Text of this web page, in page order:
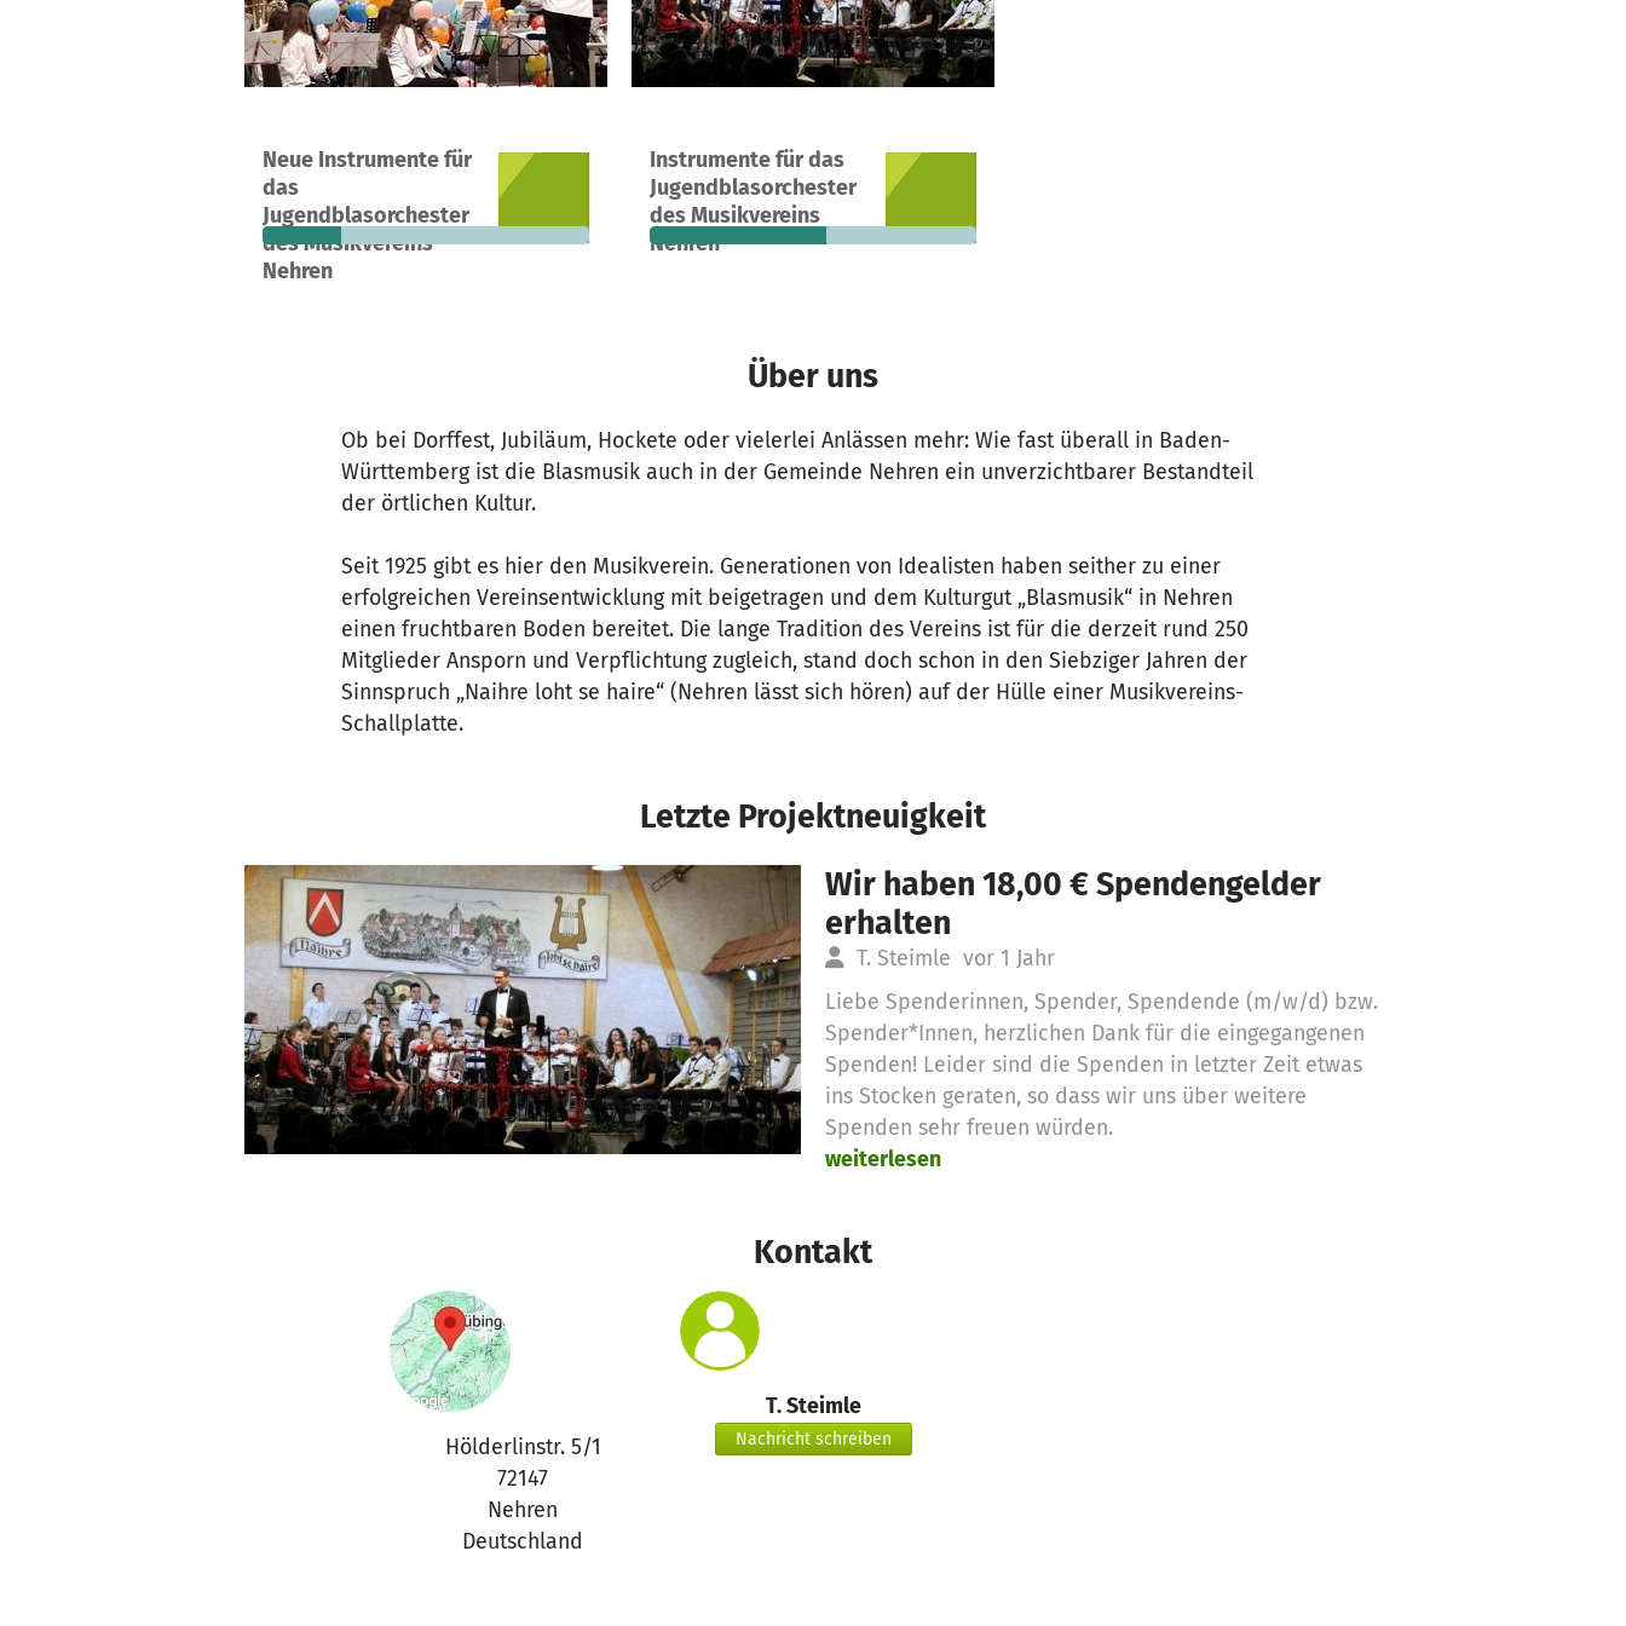
Neue Instrumente für
das
Jugendblasorchester
des Musikvereins
Nehren
Ein Projekt in Nehren, Deutschland
2
Spenden finanziert
Instrumente für das
Jugendblasorchester
des Musikvereins
Nehren
Ein Projekt in Nehren, Deutschland
28
Spenden
54 %
finanziert
2.062 €
Über uns
Ob bei Dorffest, Jubiläum, Hockete oder vielerlei Anlässen mehr: Wie fast überall in Baden-
Württemberg ist die Blasmusik auch in der Gemeinde Nehren ein unverzichtbarer Bestandteil
der örtlichen Kultur.
Seit 1925 gibt es hier den Musikverein. Generationen von Idealisten haben seither zu einer
erfolgreichen Vereinsentwicklung mit beigetragen und dem Kulturgut „Blasmusik“ in Nehren
einen fruchtbaren Boden bereitet. Die lange Tradition des Vereins ist für die derzeit rund 250
Mitglieder Ansporn und Verpflichtung zugleich, stand doch schon in den Siebziger Jahren der
Sinnspruch „Naihre loht se haire“ (Nehren lässt sich hören) auf der Hülle einer Musikvereins-
Schallplatte.
Letzte Projektneuigkeit
Wir haben 18,00 € Spendengelder
erhalten
T. Steimle vor 1 Jahr
Liebe Spenderinnen, Spender, Spendende (m/w/d) bzw.
Spender*Innen, herzlichen Dank für die eingegangenen
Spenden! Leider sind die Spenden in letzter Zeit etwas
ins Stocken geraten, so dass wir uns über weitere
Spenden sehr freuen würden.
weiterlesen
Kontakt
Hölderlinstr. 5/1
72147
Nehren
Deutschland
T. Steimle
Nachricht schreiben